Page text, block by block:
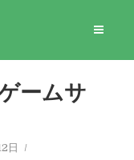
ームサ
日